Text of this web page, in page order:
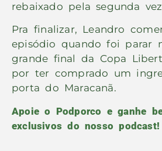
rebaixado pela segunda
Pra finalizar, Leandro
episódio quando foi parar
grande final da Copa
por ter comprado um
porta do Maracanã.
Apoie o Podporco e ganhe
exclusivos do nosso podcast!